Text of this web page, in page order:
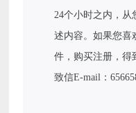
24个小时之内，从
述内容。如果您喜
件，购买注册，得
致信E-mail：